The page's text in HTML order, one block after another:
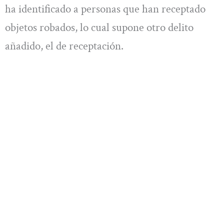
ha identificado a personas que han receptado
objetos robados, lo cual supone otro delito
añadido, el de receptación.